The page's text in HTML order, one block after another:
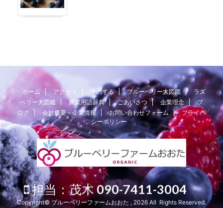
ホーム アクセス 予約する ブルーベリー大図鑑
ラズ
ベリー大図鑑
農業用語辞典 ごあいさつ 企業理念
ブ
ログ
会社概要・企業情報 お問い合わせフォーム
プライバ
シーポリシー
担当：茂木 090-7411-3004
Copyright© ブルーベリーファームおおた , 2026 All Rights Reserved.